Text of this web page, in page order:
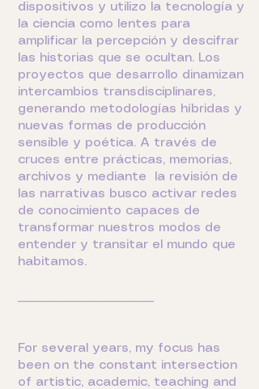
dispositivos y utilizo la tecnología y
la ciencia como lentes para
amplificar la percepción y descifrar
las historias que se ocultan. Los
proyectos que desarrollo dinamizan
intercambios transdisciplinares,
generando metodologías híbridas y
nuevas formas de producción
sensible y poética. A través de
cruces entre prácticas, memorias,
archivos y mediante la revisión de
las narrativas busco activar redes
de conocimiento capaces de
transformar nuestros modos de
entender y transitar el mundo que
habitamos.
For several years, my focus has
been on the constant intersection
of artistic, academic, teaching and